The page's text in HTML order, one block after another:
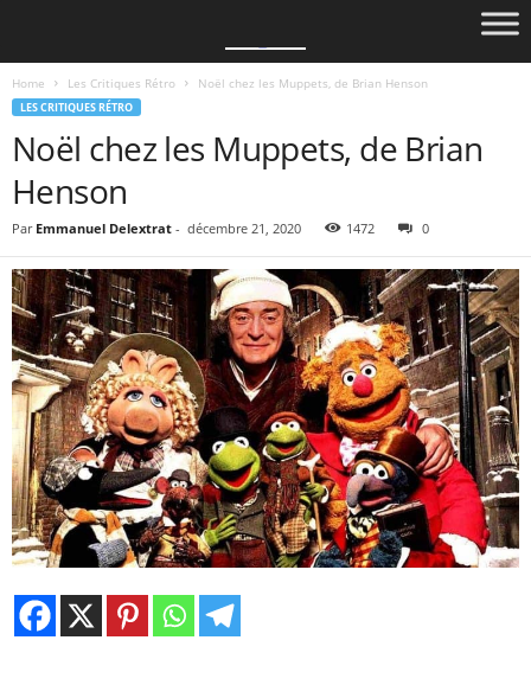
Home Les Critiques Rétro Noël chez les Muppets, de Brian Henson
LES CRITIQUES RÉTRO
Noël chez les Muppets, de Brian
Henson
Par Emmanuel Delextrat - décembre 21, 2020 1472 0